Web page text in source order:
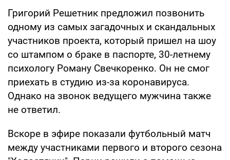
Григорий Решетник предложил позвонить
одному из самых загадочных и скандальных
участников проекта, который пришел на шоу
со штампом о браке в паспорте, 30-летнему
психологу Роману Свечкоренко. Он не смог
приехать в студию из-за коронавируса.
Однако на звонок ведущего мужчина также
не ответил.
Вскоре в эфире показали футбольный матч
между участниками первого и второго сезона